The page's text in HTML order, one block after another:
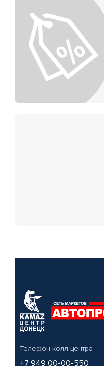
Телефон колл-центра
+7 949 00-00-550